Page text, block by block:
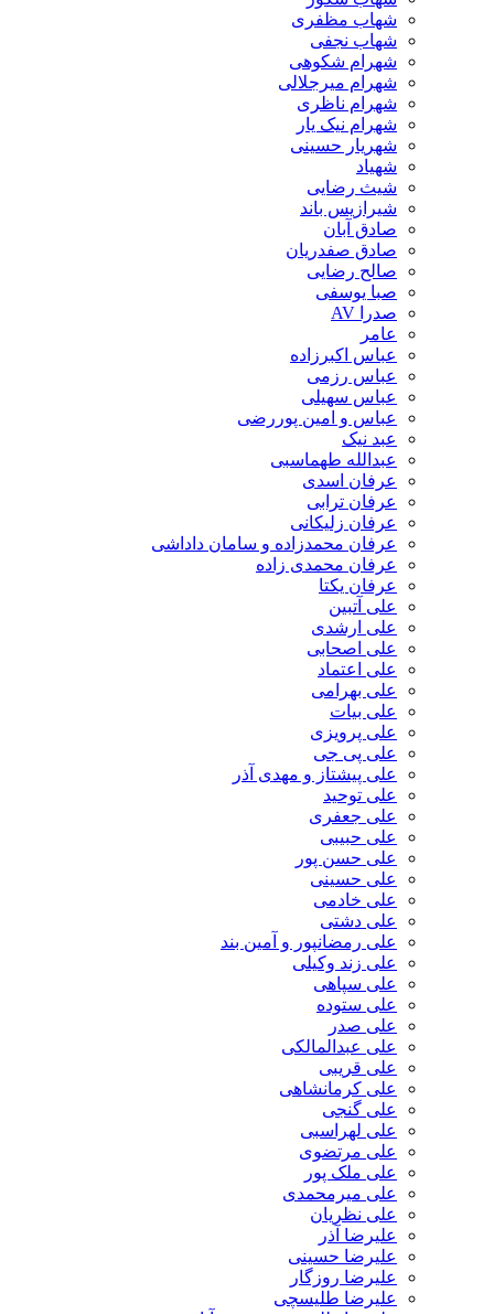
شهاب مظفری
شهاب نجفی
شهرام شکوهی
شهرام میرجلالی
شهرام ناظری
شهرام نیک یار
شهریار حسینی
شهیاد
شیث رضایی
شیرازیس باند
صادق آبان
صادق صفدریان
صالح رضایی
صبا یوسفی
صدرا AV
عامر
عباس اکبرزاده
عباس رزمی
عباس سهیلی
عباس و امین پوررضی
عبد نیک
عبدالله طهماسبی‎
عرفان اسدی
عرفان ترابی
عرفان زلیکانی
عرفان محمدزاده و سامان داداشی
عرفان محمدی زاده
عرفان یکتا
علی آتبین
علی ارشدی
علی اصحابی
علی اعتماد
علی بهرامی
علی بیات
علی پرویزی
علی پی جی
علی پیشتاز و مهدی آذر
علی توحید
علی جعفری
علی حبیبی
علی حسن پور
علی حسینی
علی خادمی
علی دشتی
علی رمضانپور و آمین بند
علی زند وکیلی
علی سپاهی
علی ستوده
علی صدر
علی عبدالمالکی
علی قریبی
علی کرمانشاهی
علی گنجی
علی لهراسبی
علی مرتضوی
علی ملک پور
علی میرمحمدی
علی نظریان
علیرضا آذر
علیرضا حسینی
علیرضا روزگار
علیرضا طلیسچی